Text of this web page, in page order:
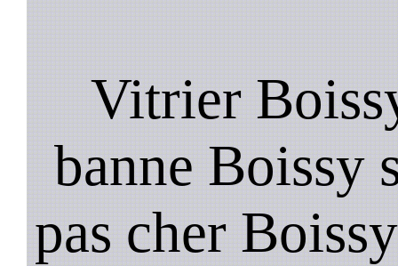
Vitrier
banne Boissy
pas cher